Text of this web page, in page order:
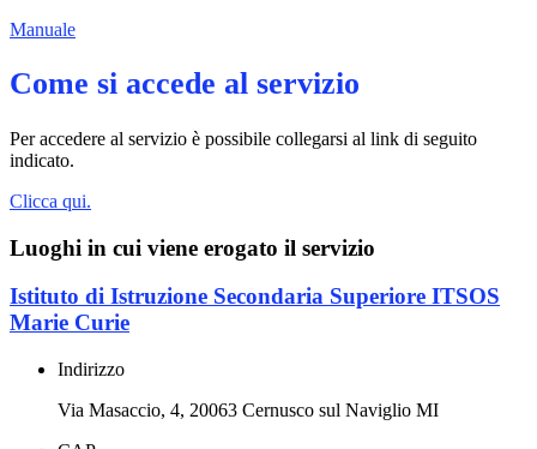
Manuale
Come si accede al servizio
Per accedere al servizio è possibile collegarsi al link di seguito
indicato.
Clicca qui.
Luoghi in cui viene erogato il servizio
Istituto di Istruzione Secondaria Superiore ITSOS
Marie Curie
Indirizzo
Via Masaccio, 4, 20063 Cernusco sul Naviglio MI